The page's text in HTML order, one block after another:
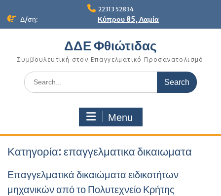
22313 52834
Δ/ση: Κύπρου 85, Λαμία
ΔΔΕ Φθιώτιδας
Συμβουλευτική στον Επαγγελματικό Προσανατολισμό
Search
for:
Menu
Κατηγορία: επαγγελματικα δικαιωματα
Επαγγελματικά δικαιώματα ειδικοτήτων
μηχανικών από το Πολυτεχνείο Κρήτης